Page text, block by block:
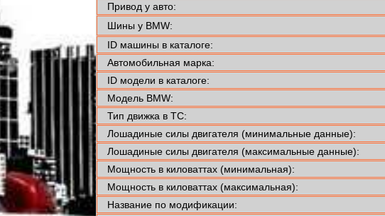
Привод у авто:
Шины у BMW:
ID машины в каталоге:
Автомобильная марка:
ID модели в каталоге:
Модель BMW:
Тип движка в ТС:
Лошадиные силы двигателя (минимальные данные):
Лошадиные силы двигателя (максимальные данные):
Мощность в киловаттах (минимальная):
Мощность в киловаттах (максимальная):
Название по модификации: